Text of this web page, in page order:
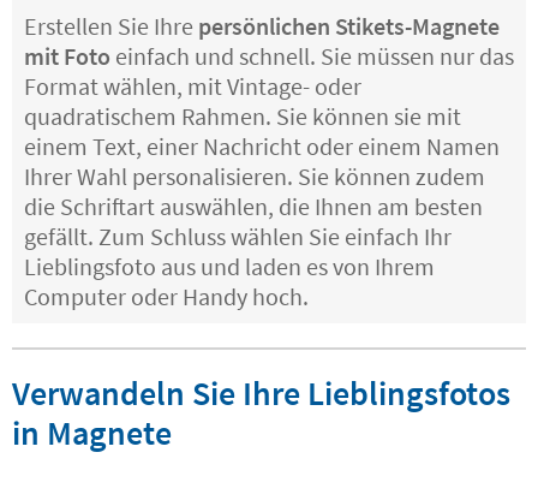
Erstellen Sie Ihre persönlichen Stikets-Magnete
mit Foto einfach und schnell. Sie müssen nur das
Format wählen, mit Vintage- oder
quadratischem Rahmen. Sie können sie mit
einem Text, einer Nachricht oder einem Namen
Ihrer Wahl personalisieren. Sie können zudem
die Schriftart auswählen, die Ihnen am besten
gefällt. Zum Schluss wählen Sie einfach Ihr
Lieblingsfoto aus und laden es von Ihrem
Computer oder Handy hoch.
Verwandeln Sie Ihre Lieblingsfotos
in Magnete